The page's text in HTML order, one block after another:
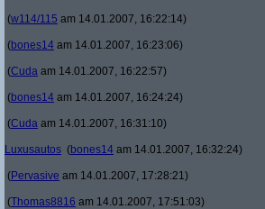
(w114/115 am 14.01.2007, 16:22:14)
(bones14 am 14.01.2007, 16:23:06)
(Cuda am 14.01.2007, 16:22:57)
(bones14 am 14.01.2007, 16:24:24)
(Cuda am 14.01.2007, 16:31:10)
Luxusautos (bones14 am 14.01.2007, 16:32:24)
(Pervasive am 14.01.2007, 17:28:21)
(Thomas8816 am 14.01.2007, 17:51:03)